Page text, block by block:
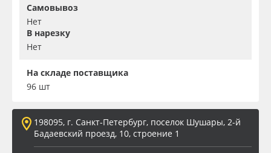
Заготовки для сувениров
Самовывоз
Нет
В нарезку
Нет
На складе поставщика
96 шт
198095, г. Санкт-Петербург, поселок Шушары, 2-й
Бадаевский проезд, 10, строение 1